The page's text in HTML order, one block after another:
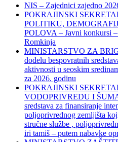
NIS – Zajednici zajedno
POKRAJINSKI
POLITIKU,
POLOVA – Javni konkursi
Romkinja
MINISTARSTVO ZA
dodelu bespovratnih
aktivnosti u seoskim
za 2026. godinu
POKRAJINSKI
VODOPRIVREDU I
sredstava za finansiranje
poljoprivrednog zemljišta
stručne službe ,
iri tamiš ‒ putem nabavke